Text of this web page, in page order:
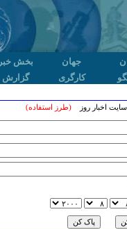
جهان بخش خبر
کارگری گزارش
اخبار روز(طرز استفاده)